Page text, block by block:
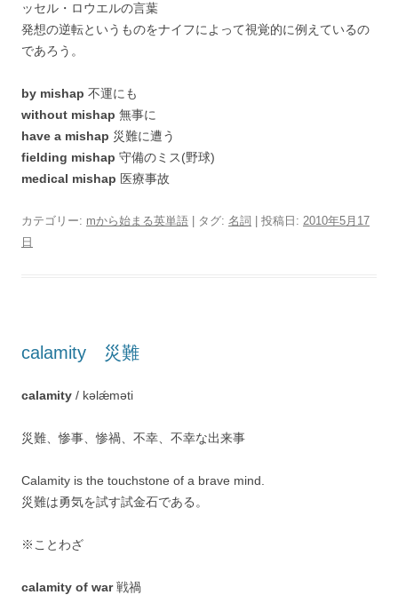
ッセル・ロウエルの言葉
発想の逆転というものをナイフによって視覚的に例えているの
であろう。
by mishap 不運にも
without mishap 無事に
have a mishap 災難に遭う
fielding mishap 守備のミス(野球)
medical mishap 医療事故
カテゴリー: mから始まる英単語 | タグ: 名詞 | 投稿日: 2010年5月17
日
calamity 災難
calamity / kəlǽməti
災難、惨事、惨禍、不幸、不幸な出来事
Calamity is the touchstone of a brave mind.
災難は勇気を試す試金石である。
※ことわざ
calamity of war戦禍